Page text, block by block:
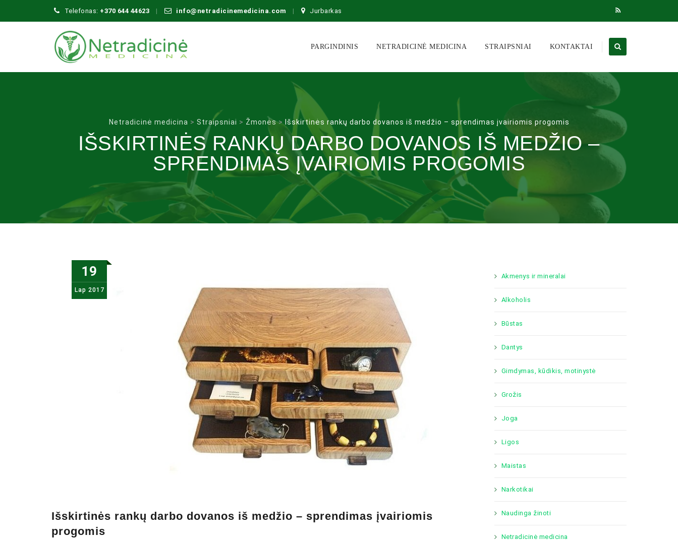
Telefonas: +370 644 44623 info@netradicinemedicina.com Jurbarkas
content
PARGINDINIS NETRADICINĖ MEDICINA STRAIPSNIAI KONTAKTAI
Netradicinė medicina > Straipsniai > Žmonės> Išskirtinės rankų darbo dovanos iš medžio – sprendimas įvairiomis progomis
IŠSKIRTINĖS RANKŲ DARBO DOVANOS IŠ MEDŽIO –
SPRENDIMAS ĮVAIRIOMIS PROGOMIS
19
Lap 2017
Išskirtinės rankų darbo dovanos iš medžio – sprendimas įvairiomis
progomis
Akmenys ir mineralai
Alkoholis
Būstas
Dantys
Gimdymas, kūdikis, motinystė
Grožis
Joga
Ligos
Maistas
Narkotikai
Naudinga žinoti
Netradicinė medicina